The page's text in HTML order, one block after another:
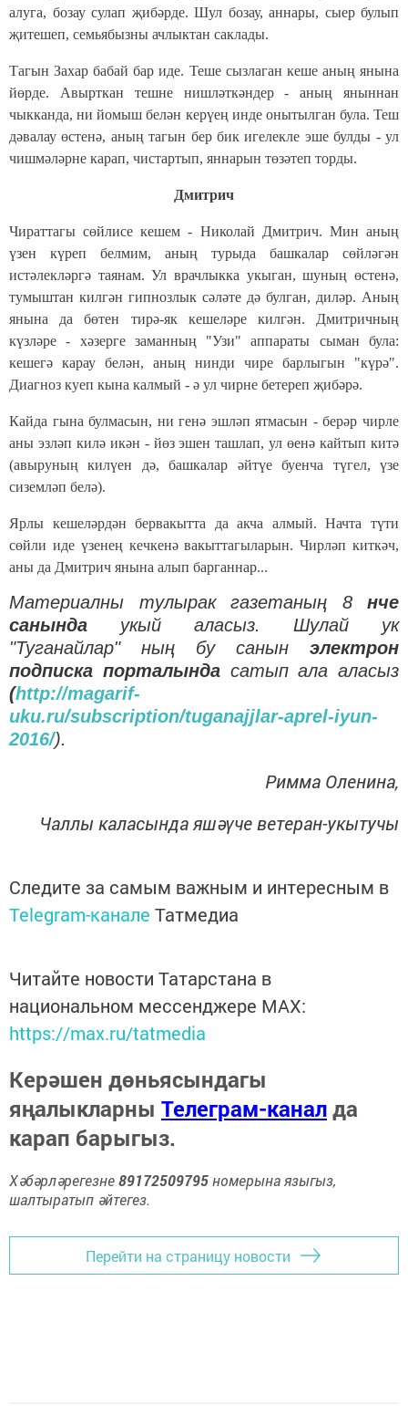
алуга, бозау сулап җибәрде. Шул бозау, аннары, сыер булып
җитешеп, семьябызны ачлыктан саклады.
Тагын Захар бабай бар иде. Теше сызлаган кеше аның янына
йөрде. Авырткан тешне нишләткәндер - аның яныннан
чыкканда, ни йомыш белән керүең инде онытылган була. Теш
дәвалау өстенә, аның тагын бер бик игелекле эше булды - ул
чишмәләрне карап, чистартып, яннарын төзәтеп торды.
Дмитрич
Чираттагы сөйлисе кешем - Николай Дмитрич. Мин аның
үзен күреп белмим, аның турыда башкалар сөйләгән
истәлекләргә таянам. Ул врачлыкка укыган, шуның өстенә,
тумыштан килгән гипнозлык сәләте дә булган, диләр. Аның
янына да бөтен тирә-як кешеләре килгән. Дмитричның
күзләре - хәзерге заманның "Узи" аппараты сыман була:
кешегә карау белән, аның нинди чире барлыгын "күрә".
Диагноз куеп кына калмый - ә ул чирне бетереп җибәрә.
Кайда гына булмасын, ни генә эшләп ятмасын - берәр чирле
аны эзләп килә икән - йөз эшен ташлап, ул өенә кайтып китә
(авыруның килүен дә, башкалар әйтүе буенча түгел, үзе
сиземләп белә).
Ярлы кешеләрдән бервакытта да акча алмый. Начта түти
сөйли иде үзенең кечкенә вакыттагыларын. Чирләп киткәч,
аны да Дмитрич янына алып барганнар...
Материалны тулырак газетаның 8нче
санында укый аласыз. Шулай ук
"Туганайлар" ның бу санын электрон
подписка порталындасатып ала аласыз
(http://magarif-
uku.ru/subscription/tuganajjlar-aprel-iyun-
2016/).
Римма Оленина,
Чаллы каласында яшәүче ветеран-укытучы
Следите за самым важным и интересным в
Telegram-канале Татмедиа
Читайте новости Татарстана в
национальном мессенджере MАХ:
https://max.ru/tatmedia
Керәшен дөньясындагы
яңалыкларны Телеграм-каналда
карап барыгыз.
Хәбәрләрегезне89172509795номерына языгыз,
шалтыратып әйтегез.
Перейти на страницу новости